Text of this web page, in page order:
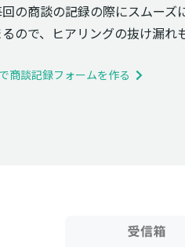
の商談の記録の際にスムーズ
ので、ヒアリングの抜け漏れ
商談記録フォームを作る